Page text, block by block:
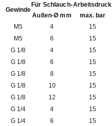
Gewinde
Für Schlauch-
Außen-Ø mm
Arbeitsdruck
max. bar
M5
4 15
M5
6 15
G 1/8
4 15
G 1/8
6 15
G 1/8
8 15
G 1/8
10 15
G 1/8
12 15
G 1/4
4 15
G 1/4
6 15